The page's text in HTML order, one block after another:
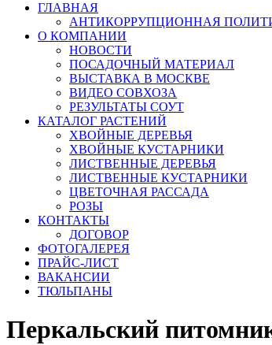
ГЛАВНАЯ
АНТИКОРРУПЦИОННАЯ
О КОМПАНИИ
НОВОСТИ
ПОСАДОЧНЫЙ МАТЕРИАЛ
ВЫСТАВКА В МОСКВЕ
ВИДЕО СОВХОЗА
РЕЗУЛЬТАТЫ СОУТ
КАТАЛОГ РАСТЕНИЙ
ХВОЙНЫЕ ДЕРЕВЬЯ
ХВОЙНЫЕ КУСТАРНИКИ
ЛИСТВЕННЫЕ ДЕРЕВЬЯ
ЛИСТВЕННЫЕ КУСТАРНИКИ
ЦВЕТОЧНАЯ РАССАДА
РОЗЫ
КОНТАКТЫ
ДОГОВОР
ФОТОГАЛЕРЕЯ
ПРАЙС-ЛИСТ
ВАКАНСИИ
ТЮЛЬПАНЫ
Перкальский